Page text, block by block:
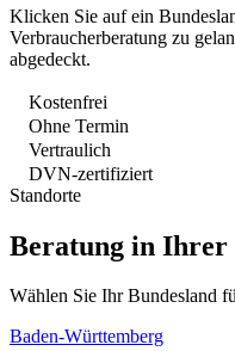
Klicken Sie auf ein
Verbraucherberatung zu
abgedeckt.
Kostenfrei
Ohne Termin
Vertraulich
DVN-zertifiziert
Standorte
Beratung in Ihrer
Wählen Sie Ihr Bundesland
Baden-Württemberg